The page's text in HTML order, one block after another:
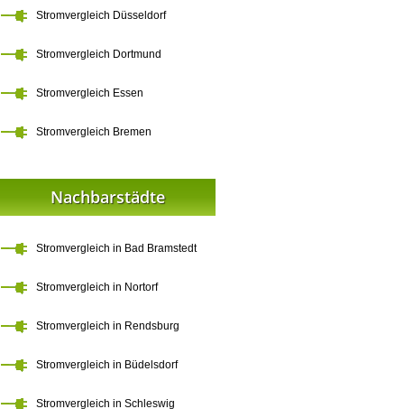
Stromvergleich Düsseldorf
Stromvergleich Dortmund
Stromvergleich Essen
Stromvergleich Bremen
Nachbarstädte
Stromvergleich in Bad Bramstedt
Stromvergleich in Nortorf
Stromvergleich in Rendsburg
Stromvergleich in Büdelsdorf
Stromvergleich in Schleswig